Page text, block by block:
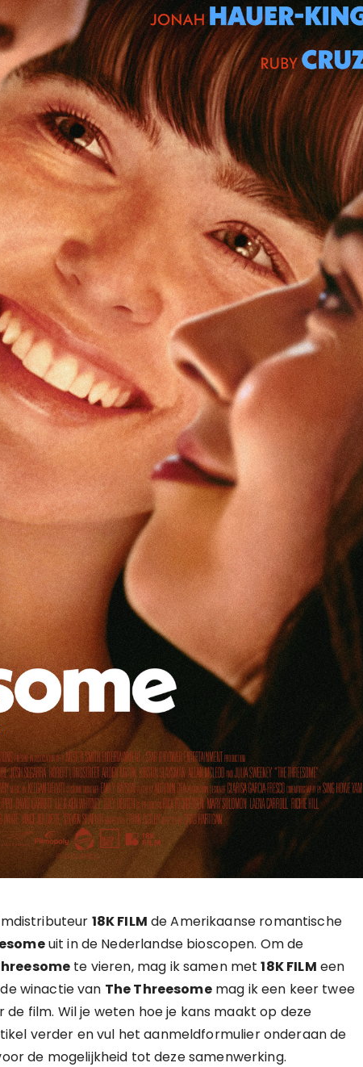
18K FILM de Amerikaanse romantische
uit in de Nederlandse bioscopen. Om de
te vieren, mag ik samen met18K FILM een
winactie van The Threesomemag ik een keer twee
film. Wil je weten hoe je kans maakt op deze
verder en vul het aanmeldformulier onderaan de
de mogelijkheid tot deze samenwerking.